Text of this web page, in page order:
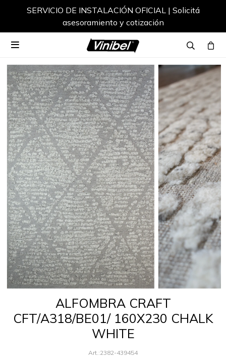
SERVICIO DE INSTALACIÓN OFICIAL | Solicitá
asesoramiento y cotización

ALFOMBRA CRAFT
CFT/A318/BE01/ 160X230 CHALK
WHITE
2382-439454